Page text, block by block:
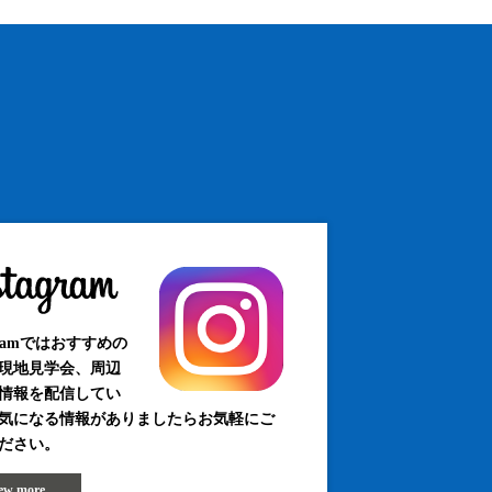
ではおすすめの
地見学会、周辺
報を配信してい
になる情報がありましたらお気軽にご
さい。